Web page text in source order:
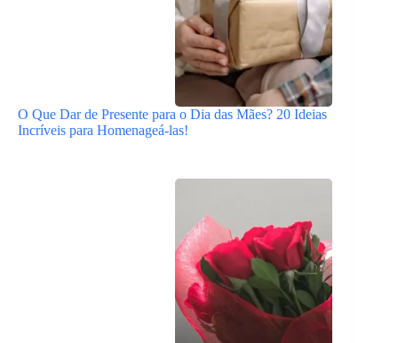
O Que Dar de Presente para o Dia das Mães? 20 Ideias
Incríveis para Homenageá-las!